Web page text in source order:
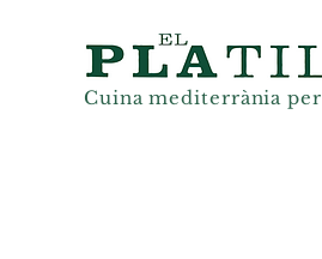
Cuina mediterràniaper